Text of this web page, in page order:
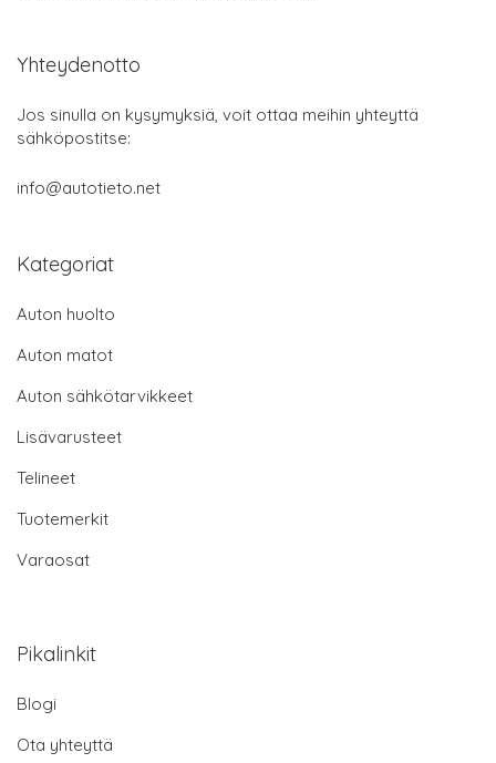
Yhteydenotto
Jos sinulla on kysymyksiä, voit ottaa meihin yhteyttä
sähköpostitse:
info@autotieto.net
Kategoriat
Auton huolto
Auton matot
Auton sähkötarvikkeet
Lisävarusteet
Telineet
Tuotemerkit
Varaosat
Pikalinkit
Blogi
Ota yhteyttä